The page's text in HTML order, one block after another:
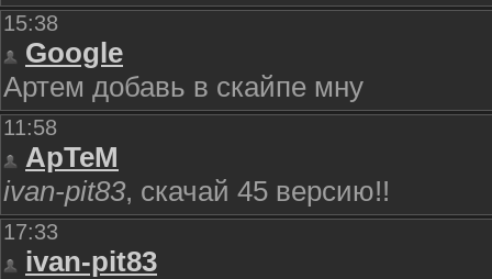
15:38
Google
Артем добавь в скайпе мну
11:58
ApTeM
ivan-pit83, скачай 45 версию!!
17:33
ivan-pit83